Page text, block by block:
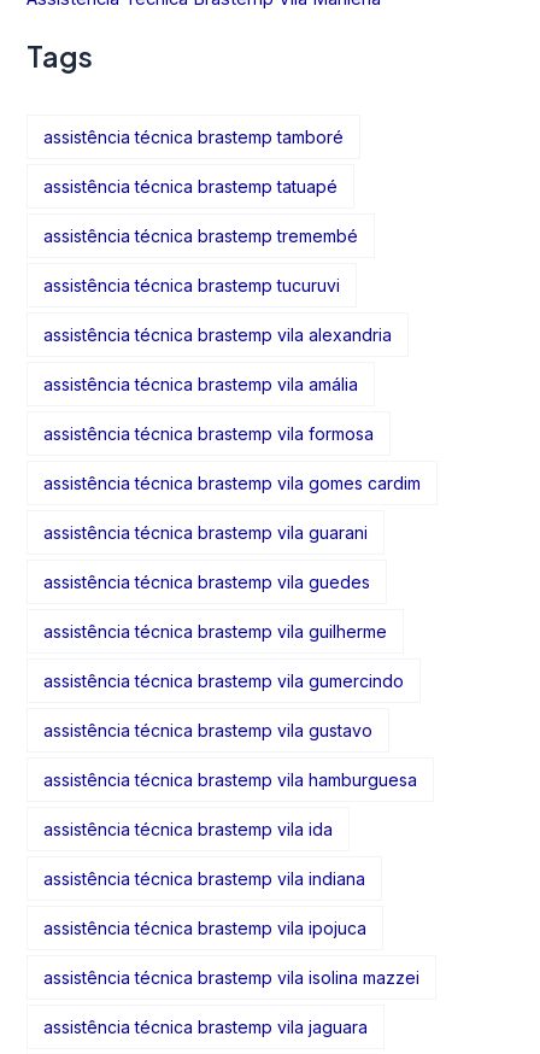
Tags
assistência técnica brastemp tamboré
assistência técnica brastemp tatuapé
assistência técnica brastemp tremembé
assistência técnica brastemp tucuruvi
assistência técnica brastemp vila alexandria
assistência técnica brastemp vila amália
assistência técnica brastemp vila formosa
assistência técnica brastemp vila gomes cardim
assistência técnica brastemp vila guarani
assistência técnica brastemp vila guedes
assistência técnica brastemp vila guilherme
assistência técnica brastemp vila gumercindo
assistência técnica brastemp vila gustavo
assistência técnica brastemp vila hamburguesa
assistência técnica brastemp vila ida
assistência técnica brastemp vila indiana
assistência técnica brastemp vila ipojuca
assistência técnica brastemp vila isolina mazzei
assistência técnica brastemp vila jaguara